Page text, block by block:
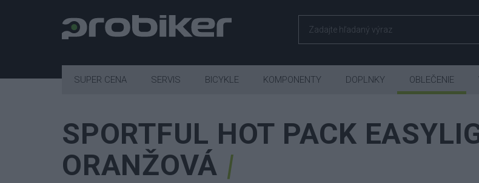
SPORTFUL HOT PACK
ORANŽOVÁ
SUPER CENA SERVIS BICYKLE KOMPONENTY DOPLNKY OBLEČENIE